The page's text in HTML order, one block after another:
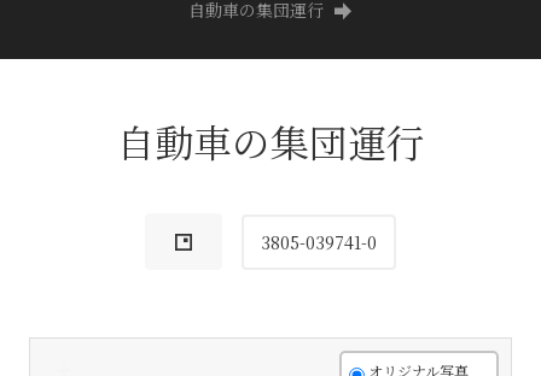
自動車の集団運行
自動車の集団運行
3805-039741-0
オリジナル写真